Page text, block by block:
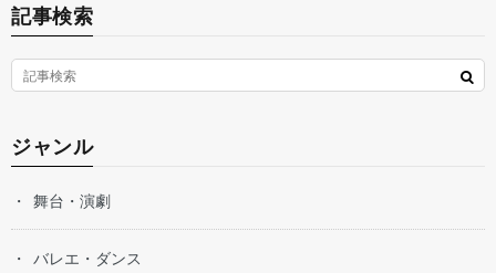
記事検索
ジャンル
舞台・演劇
バレエ・ダンス